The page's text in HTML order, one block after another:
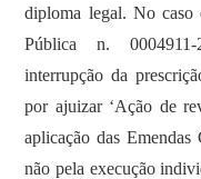
diploma legal. No
Pública n.
interrupção da
por ajuizar ‘Ação de
aplicação das
não pela execução